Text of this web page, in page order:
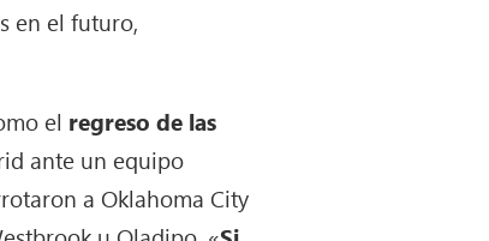
en el futuro,
el regreso de las
ante un equipo
a Oklahoma City